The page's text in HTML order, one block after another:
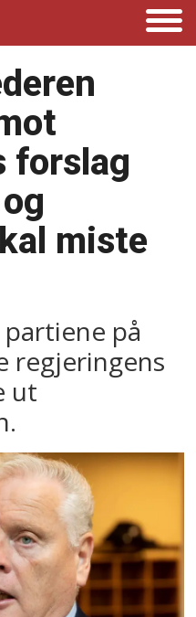
forslag
miste
partiene på
regjeringens
ut